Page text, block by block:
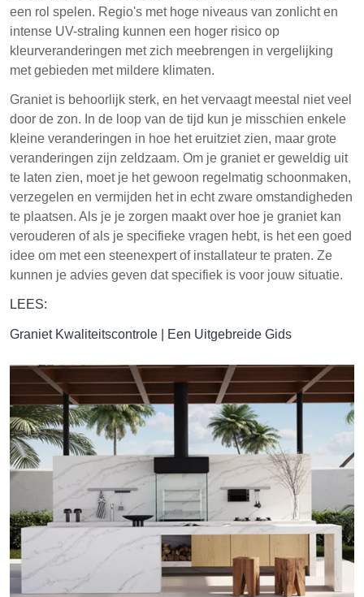
een rol spelen. Regio's met hoge niveaus van zonlicht en
intense UV-straling kunnen een hoger risico op
kleurveranderingen met zich meebrengen in vergelijking
met gebieden met mildere klimaten.
Graniet is behoorlijk sterk, en het vervaagt meestal niet veel
door de zon. In de loop van de tijd kun je misschien enkele
kleine veranderingen in hoe het eruitziet zien, maar grote
veranderingen zijn zeldzaam. Om je graniet er geweldig uit
te laten zien, moet je het gewoon regelmatig schoonmaken,
verzegelen en vermijden het in echt zware omstandigheden
te plaatsen. Als je je zorgen maakt over hoe je graniet kan
verouderen of als je specifieke vragen hebt, is het een goed
idee om met een steenexpert of installateur te praten. Ze
kunnen je advies geven dat specifiek is voor jouw situatie.
LEES:
Graniet Kwaliteitscontrole | Een Uitgebreide Gids